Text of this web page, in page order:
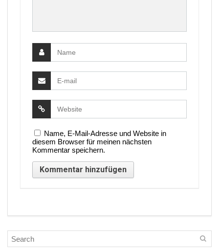
Name, E-Mail-Adresse und Website in
diesem Browser für meinen nächsten
Kommentar speichern.